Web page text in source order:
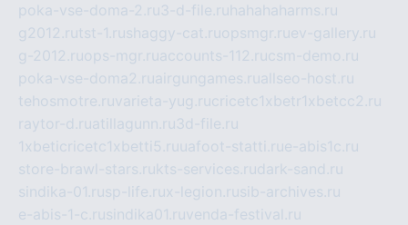
poka-vse-doma-2.ru3-d-file.ru hahahaharms.ru
g2012.rutst-1.rushaggy-cat.ruopsmgr.ruev-gallery.ru
g-2012.ruops-mgr.ruaccounts-112.rucsm-demo.ru
poka-vse-doma2.ruairgungames.ruallseo-host.ru
tehosmotre.ruvarieta-yug.rucricetc1xbetr1xbetcc2.ru
raytor-d.ruatillagunn.ru3d-file.ru
1xbeticricetc1xbetti5.ruuafoot-statti.rue-abis1c.ru
store-brawl-stars.rukts-services.rudark-sand.ru
sindika-01.rusp-life.rux-legion.rusib-archives.ru
e-abis-1-c.rusindika01.ruvenda-festival.ru